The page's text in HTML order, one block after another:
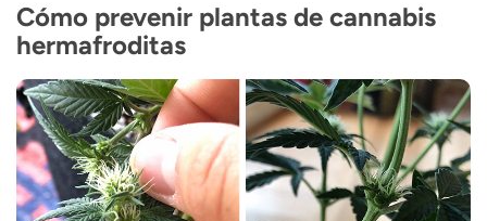
Cómo prevenir plantas de cannabis
hermafroditas